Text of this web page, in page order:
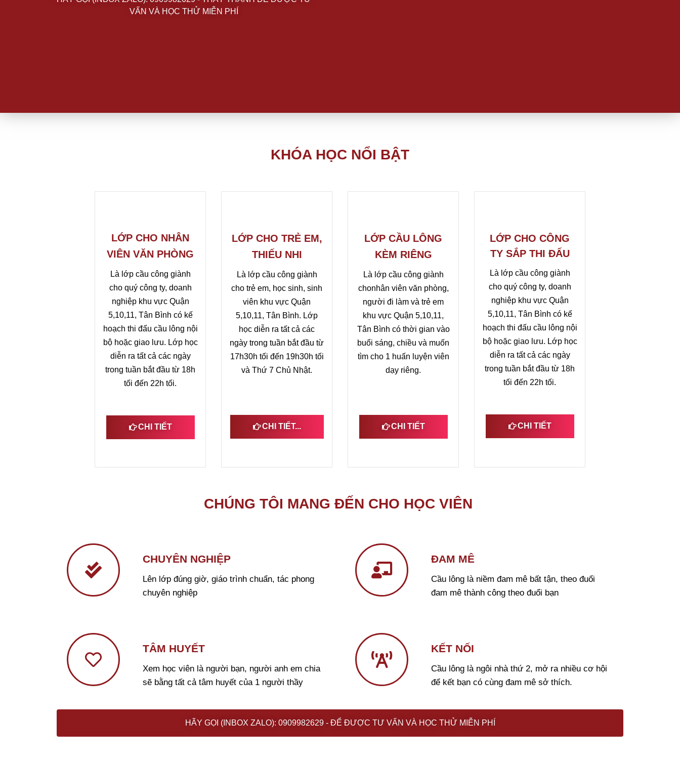
VẤN VÀ HỌC THỬ MIỄN PHÍ
KHÓA HỌC NỔI BẬT
LỚP CHO NHÂN
VIÊN VĂN PHÒNG
Là lớp cầu công giành
cho quý công ty, doanh
nghiệp khu vực Quận
5,10,11, Tân Bình có kế
hoạch thi đấu cầu lông nội
bộ hoặc giao lưu. Lớp học
diễn ra tất cả các ngày
trong tuần bắt đầu từ 18h
tối đến 22h tối.
CHI TIẾT
LỚP CHO TRẺ EM,
THIẾU NHI
Là lớp cầu công giành
cho trẻ em, học sinh, sinh
viên khu vực Quận
5,10,11, Tân Bình. Lớp
học diễn ra tất cả các
ngày trong tuần bắt đầu từ
17h30h tối đến 19h30h tối
và Thứ 7 Chủ Nhật.
CHI TIẾT...
LỚP CẦU LÔNG
KÈM RIÊNG
Là lớp cầu công giành
chonhân viên văn phòng,
người đi làm và trẻ em
khu vực Quận 5,10,11,
Tân Bình có thời gian vào
buổi sáng, chiều và muốn
tìm cho 1 huấn luyện viên
dạy riêng.
CHI TIẾT
LỚP CHO CÔNG
TY SẮP THI ĐẤU
Là lớp cầu công giành
cho quý công ty, doanh
nghiệp khu vực Quận
5,10,11, Tân Bình có kế
hoạch thi đấu cầu lông nội
bộ hoặc giao lưu. Lớp học
diễn ra tất cả các ngày
trong tuần bắt đầu từ 18h
tối đến 22h tối.
CHI TIẾT
CHÚNG TÔI MANG ĐẾN CHO HỌC VIÊN
CHUYÊN NGHIỆP
Lên lớp đúng giờ, giáo trình chuẩn, tác phong
chuyên nghiệp
TÂM HUYẾT
Xem học viên là người bạn, người anh em chia
sẽ bằng tất cả tâm huyết của 1 người thầy
ĐAM MÊ
Cầu lông là niềm đam mê bất tận, theo đuổi
đam mê thành công theo đuổi bạn
KẾT NỐI
Cầu lông là ngôi nhà thứ 2, mở ra nhiều cơ hội
để kết bạn có cùng đam mê sở thích.
HÃY GỌI (INBOX ZALO): 0909982629 - ĐỂ ĐƯỢC TƯ VẤN VÀ HỌC THỬ MIỄN PHÍ